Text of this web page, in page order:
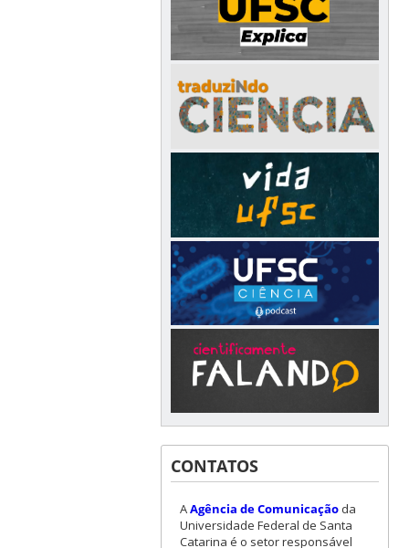
CONTATOS
AAgência de Comunicaçãoda
Universidade Federal de Santa
Catarina é o setor responsável